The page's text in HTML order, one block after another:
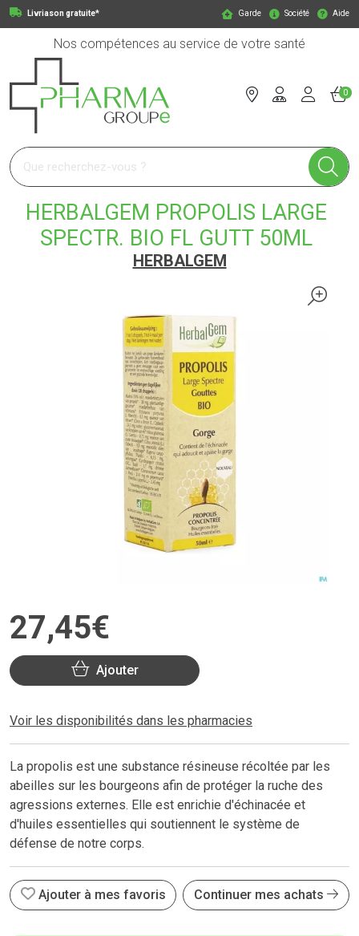
Livriason gratuite* Garde Société Aide
Nos compétences au service de votre santé
Pharmagroupe Votre pharmacie en ligne à votre service
0
HERBALGEM PROPOLIS LARGE
SPECTR. BIO FL GUTT 50ML
HERBALGEM
27,45€
Ajouter
Voir les disponibilités dans les pharmacies
La propolis est une substance résineuse récoltée par les
abeilles sur les bourgeons afin de protéger la ruche des
agressions externes. Elle est enrichie d'échinacée et
d'huiles essentielles qui soutiennent le système de
défense de notre corps.
Ajouter à mes favoris Continuer mes achats